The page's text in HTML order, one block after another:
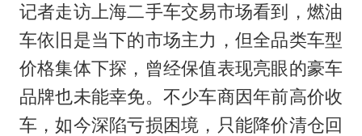
记者走访上海二手车交易市场看到，燃油
车依旧是当下的市场主力，但全品类车型
价格集体下探，曾经保值表现亮眼的豪车
品牌也未能幸免。不少车商因年前高价收
车，如今深陷亏损困境，只能降价清仓回